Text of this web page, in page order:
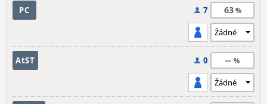
PC 7 63
AtST 0 --